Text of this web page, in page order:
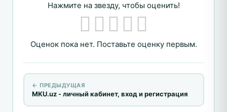
Нажмите на звезду, чтобы оценить!
Оценок пока нет. Поставьте оценку первым.
← ПРЕДЫДУЩАЯ
MKU.uz - личный кабинет, вход и регистрация